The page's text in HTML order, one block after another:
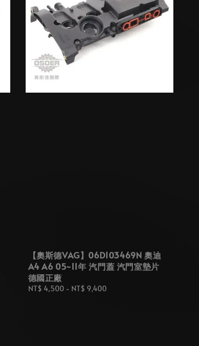
【奧斯德VAG】06D103469N 奧迪
A4 A6 05~11年 汽門蓋 汽門室墊片
德國正廠
Regular
NT$ 4,500- NT$ 9,400